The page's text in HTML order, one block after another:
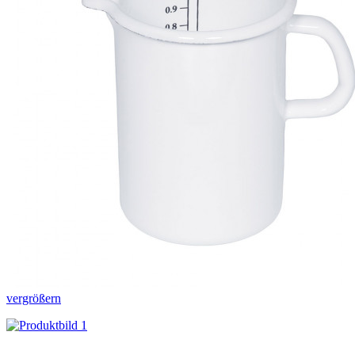
vergrößern